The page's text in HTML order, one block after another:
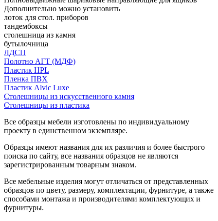
Дополнительно можно установить
лоток для стол. приборов
тандембоксы
столешница из камня
бутылочница
ЛДСП
Полотно АГТ (МДФ)
Пластик HPL
Пленка ПВХ
Пластик Alvic Luxe
Столешницы из искусственного камня
Столешницы из пластика
Все образцы мебели изготовлены по индивидуальному
проекту в единственном экземпляре.
Образцы имеют названия для их различия и более быстрого
поиска по сайту, все названия образцов не являются
зарегистрированным товарным знаком.
Все мебельные изделия могут отличаться от представленных
образцов по цвету, размеру, комплектации, фурнитуре, а также
способами монтажа и производителями комплектующих и
фурнитуры.